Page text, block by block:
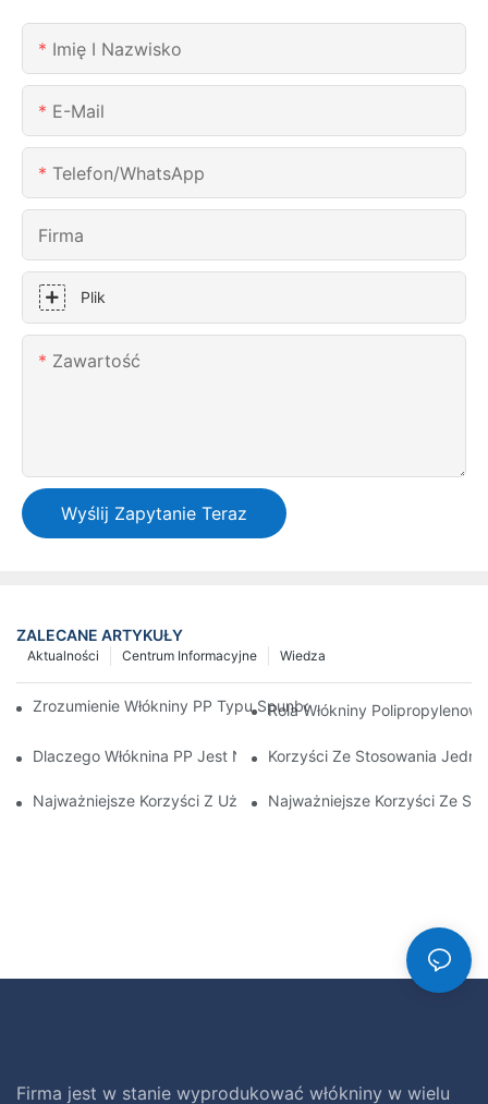
Imię I Nazwisko
E-Mail
Telefon/WhatsApp
Firma
Plik
Zawartość
Wyślij Zapytanie Teraz
ZALECANE ARTYKUŁY
Wiedza
Centrum Informacyjne
Aktualności
Zrozumienie Włókniny PP Typu Spunbond I Jej Roli W
Rola Włókniny
Dlaczego Włóknina PP Jest Niezbędna W Produktach
Korzyści Ze Stosowania
Najważniejsze Korzyści Z Używania Wysokiej Jakości
Najważniejsze Korzyści Ze
Firma jest w stanie wyprodukować włókniny w wielu